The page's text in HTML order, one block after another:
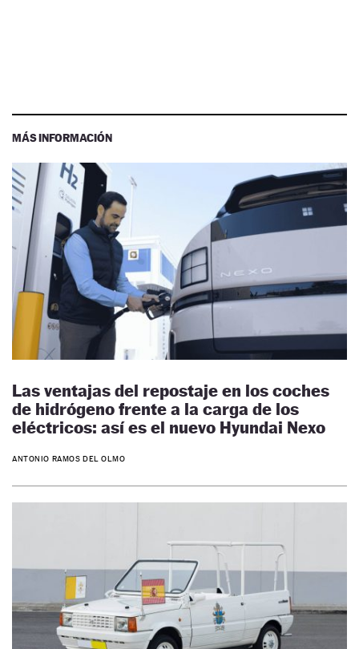
MÁS INFORMACIÓN
Las ventajas del repostaje en los coches
de hidrógeno frente a la carga de los
eléctricos: así es el nuevo Hyundai Nexo
ANTONIO RAMOS DEL OLMO